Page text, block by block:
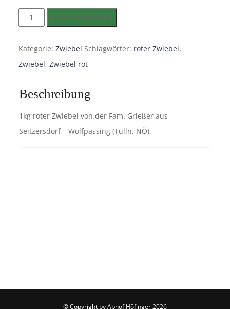
Zwiebel
1kg
Menge
In den Warenkorb
Kategorie: Zwiebel Schlagwörter: roter Zwiebel,
Zwiebel, Zwiebel rot
Beschreibung
1kg roter Zwiebel von der Fam. Grießer aus
Seitzersdorf – Wolfpassing (Tulln, NÖ).
© Copyright byAbhof Höfinger2026